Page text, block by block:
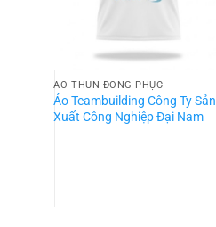
ÁO THUN ĐỒNG PHỤC
Áo Teambuilding Công Ty Sản
Xuất Công Nghiệp Đại Nam